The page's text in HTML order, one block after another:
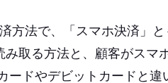
方法で、「スマホ決済」
取る方法と、顧客がスマ
ードやデビットカードと